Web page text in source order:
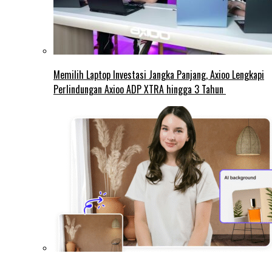
Memilih Laptop Investasi Jangka Panjang, Axioo Lengkapi
Perlindungan Axioo ADP XTRA hingga 3 Tahun